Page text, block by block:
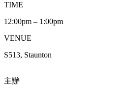
TIME
12:00pm – 1:00pm
VENUE
S513, Staunton
主辦